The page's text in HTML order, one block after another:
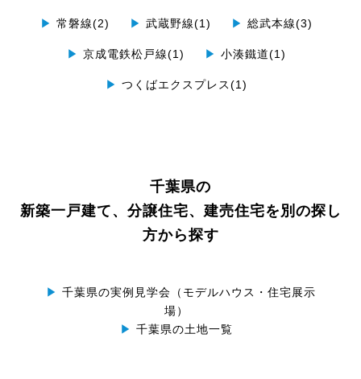
▶ 常磐線(2) ▶ 武蔵野線(1) ▶ 総武本線(3)
▶ 京成電鉄松戸線(1) ▶ 小湊鐵道(1)
▶ つくばエクスプレス(1)
千葉県の
新築一戸建て、分譲住宅、建売住宅を別の探し
方から探す
▶ 千葉県の実例見学会（モデルハウス・住宅展示
場）
▶ 千葉県の土地一覧